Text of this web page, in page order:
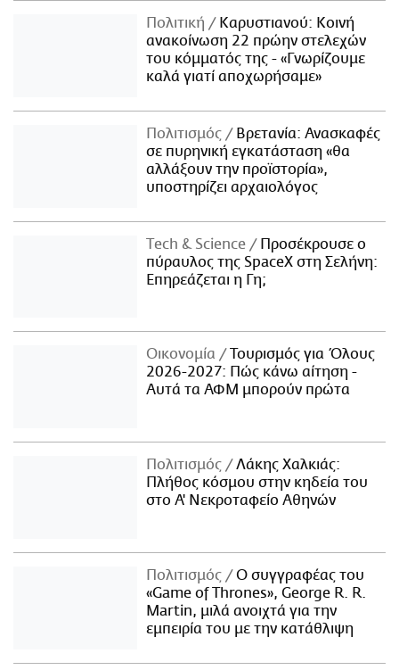
Πολιτική
Καρυστιανού: Κοινή
ανακοίνωση 22 πρώην στελεχών
του κόμματός της - «Γνωρίζουμε
καλά γιατί αποχωρήσαμε»
Πολιτισμός
Βρετανία: Ανασκαφές
σε πυρηνική εγκατάσταση «θα
αλλάξουν την προϊστορία»,
υποστηρίζει αρχαιολόγος
Τech & Science
Προσέκρουσε ο
πύραυλος της SpaceX στη Σελήνη:
Επηρεάζεται η Γη;
Οικονομία
Τουρισμός για Όλους
2026-2027: Πώς κάνω αίτηση -
Αυτά τα ΑΦΜ μπορούν πρώτα
Πολιτισμός
Λάκης Χαλκιάς:
Πλήθος κόσμου στην κηδεία του
στο Α' Νεκροταφείο Αθηνών
Πολιτισμός
Ο συγγραφέας του
«Game of Thrones», George R. R.
Martin, μιλά ανοιχτά για την
εμπειρία του με την κατάθλιψη